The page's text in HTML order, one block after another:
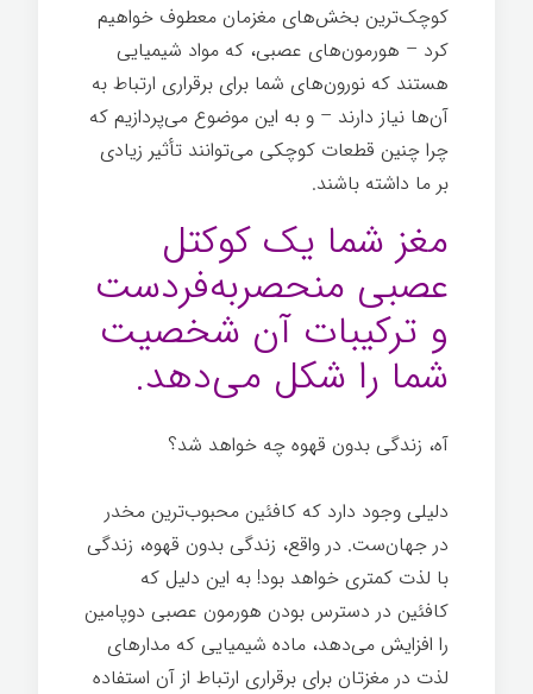
کوچک‌ترین بخش‌های مغزمان معطوف خواهیم
کرد – هورمون‌های عصبی، که مواد شیمیایی
هستند که نورون‌های شما برای برقراری ارتباط به
آن‌ها نیاز دارند – و به این موضوع می‌پردازیم که
چرا چنین قطعات کوچکی می‌توانند تأثیر زیادی
بر ما داشته باشند.
مغز شما یک کوکتل
عصبی منحصربه‌فردست
و ترکیبات آن شخصیت
شما را شکل می‌دهد.
آه، زندگی بدون قهوه چه خواهد شد؟
دلیلی وجود دارد که کافئین محبوب‌ترین مخدر
در جهان‌ست. در واقع، زندگی بدون قهوه، زندگی
با لذت کمتری خواهد بود! به این دلیل که
کافئین در دسترس بودن هورمون عصبی دوپامین
را افزایش می‌دهد، ماده شیمیایی که مدارهای
لذت در مغزتان برای برقراری ارتباط از آن استفاده